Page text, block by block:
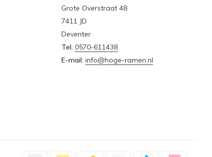
Grote Overstraat 48
7411 JD
Deventer
Tel: 0570-611438
E-mail: info@hoge-ramen.nl